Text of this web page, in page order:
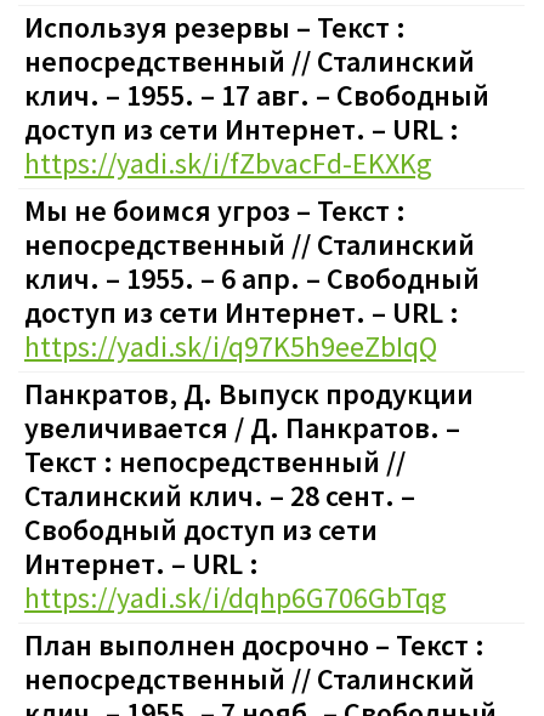
Используя резервы – Текст :
непосредственный // Сталинский
клич. – 1955. – 17 авг. – Свободный
доступ из сети Интернет. – URL :
https://yadi.sk/i/fZbvacFd-EKXKg
Мы не боимся угроз – Текст :
непосредственный // Сталинский
клич. – 1955. – 6 апр. – Свободный
доступ из сети Интернет. – URL :
https://yadi.sk/i/q97K5h9eeZbIqQ
Панкратов, Д. Выпуск продукции
увеличивается / Д. Панкратов. –
Текст : непосредственный //
Сталинский клич. – 28 сент. –
Свободный доступ из сети
Интернет. – URL :
https://yadi.sk/i/dqhp6G706GbTqg
План выполнен досрочно – Текст :
непосредственный // Сталинский